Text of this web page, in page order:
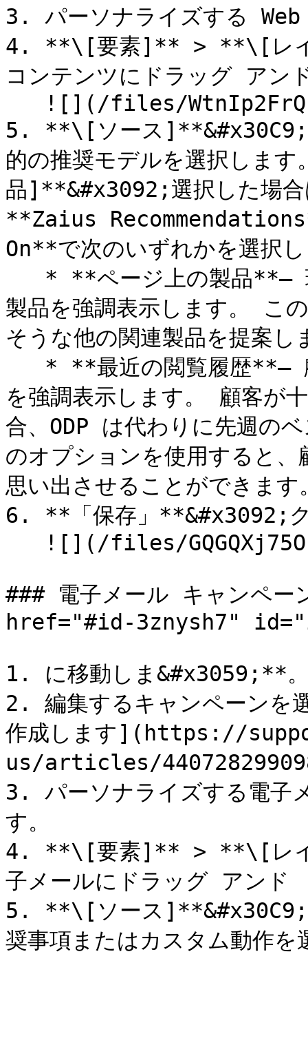
3. パーソナライズする
4. **\[要素]** > **\[レイア
コンテンツにドラッグ アン
5. **\[ソース]**&#x30C9;
的の推奨モデルを選択しま
品]**&#x3092;選択した場合
**Zaius
On**で次のいずれかを選択
製品を強調表示します。 こ
そうな他の関連製品を提案し
を強調表示します。 顧客が
合、ODP は代わりに先週の
のオプションを使用すると
思い出させることができます
6. **「保存」**&#x3092;
### 電子メール キャンペー
href="#id-3znysh7"
1. に移動しま&#x3059;**
2. 編集するキャンペーンを
作成します](https://
us/articles/
3. パーソナライズする電子
す。
4. **\[要素]** > **\[レイ
子メールにドラッグ アンド
5. **\[ソース]**&#x30C9;